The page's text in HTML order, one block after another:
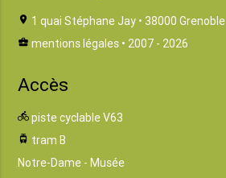
location_on 1 quai Stéphane Jay • 38000 Grenoble
business_center mentions légales • 2007 - 2026
Accès
directions_bike piste cyclable V63
tram tram B
Notre-Dame - Musée